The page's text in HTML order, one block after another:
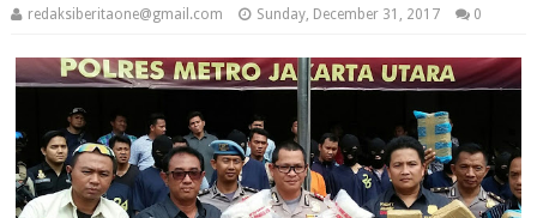
redaksiberitaone@gmail.com Sunday, December 31, 2017 0